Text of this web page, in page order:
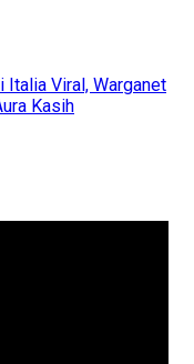
Italia Viral, Warganet
Kasih